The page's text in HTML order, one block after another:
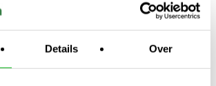
Details Over
-